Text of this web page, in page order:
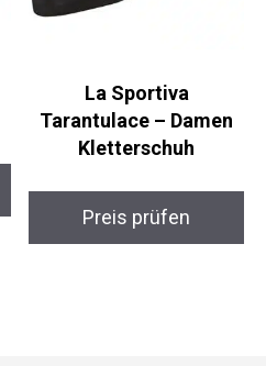
La Sportiva
Tarantulace – Damen
Kletterschuh
Preis prüfen